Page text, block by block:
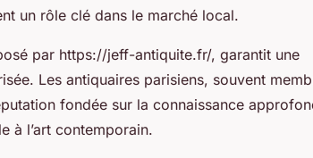
un rôle clé dans le marché local.
par https://jeff-antiquite.fr/, garantit une
Les antiquaires parisiens, souvent
fondée sur la connaissance
à l’art contemporain.